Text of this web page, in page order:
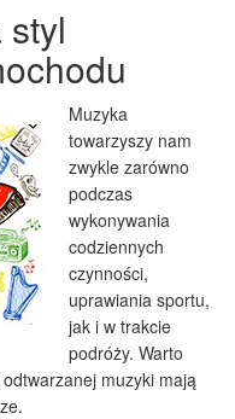
styl
Muzyka
towarzyszy nam
zwykle zarówno
podczas
wykonywania
codziennych
czynności,
uprawiania sportu,
jak i w trakcie
podróży. Warto
muzyki mają